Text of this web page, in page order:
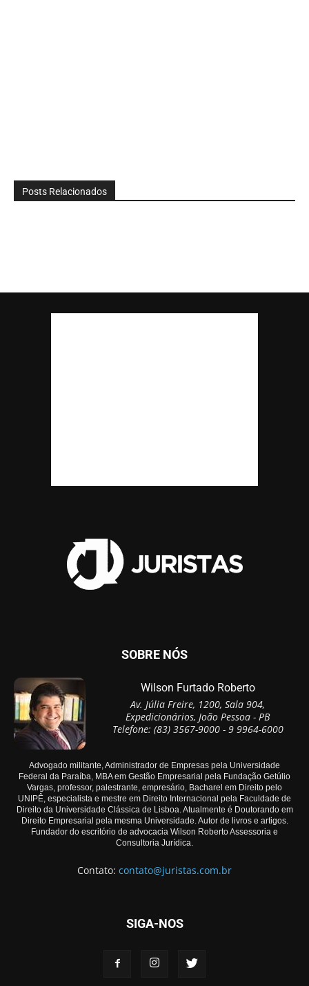
Posts Relacionados
SOBRE NÓS
Wilson Furtado Roberto
Av. Júlia Freire, 1200, Sala 904,
Expedicionários, João Pessoa - PB
Telefone: (83) 3567-9000 - 9 9964-6000
Advogado militante, Administrador de Empresas pela Universidade
Federal da Paraíba, MBA em Gestão Empresarial pela Fundação Getúlio
Vargas, professor, palestrante, empresário, Bacharel em Direito pelo
UNIPÊ, especialista e mestre em Direito Internacional pela Faculdade de
Direito da Universidade Clássica de Lisboa. Atualmente é Doutorando em
Direito Empresarial pela mesma Universidade. Autor de livros e artigos.
Fundador do escritório de advocacia Wilson Roberto Assessoria e
Consultoria Jurídica.
Contato: contato@juristas.com.br
SIGA-NOS